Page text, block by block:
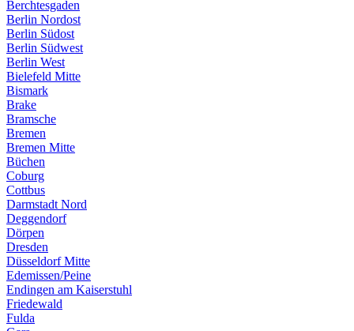
Berchtesgaden
Berlin Nordost
Berlin Südost
Berlin Südwest
Berlin West
Bielefeld Mitte
Bismark
Brake
Bramsche
Bremen
Bremen Mitte
Büchen
Coburg
Cottbus
Darmstadt Nord
Deggendorf
Dörpen
Dresden
Düsseldorf Mitte
Edemissen/Peine
Endingen am Kaiserstuhl
Friedewald
Fulda